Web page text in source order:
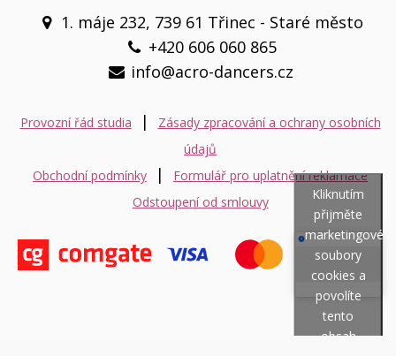
1. máje 232, 739 61 Třinec - Staré město
+420 606 060 865
info@acro-dancers.cz
Provozní řád studia |
Zásady zpracování a ochrany osobních
údajů
Obchodní podmínky
|
Formulář pro uplatnění reklamace
Odstoupení od smlouvy
Kliknutím
přijměte
marketingové
soubory
cookies a
povolíte
tento
obsah